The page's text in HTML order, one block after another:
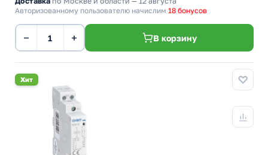
Авторизованному пользователю начислим 18 бонусов
− + В корзину
Хит